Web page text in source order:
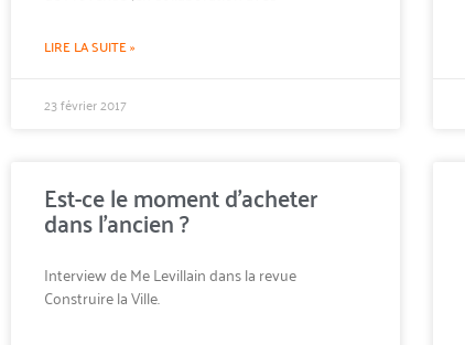
LIRE LA SUITE »
23 février 2017
Est-ce le moment d’acheter
dans l’ancien ?
Interview de Me Levillain dans la revue
Construire la Ville.